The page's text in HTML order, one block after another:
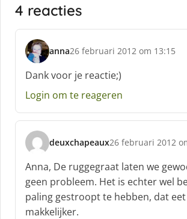
4 reacties
anna
s
c
h
r
e
f
:
26 februari 2012 om 13:15
Dank voor je reactie;)
Login om te reageren
deuxchapeaux
s
c
h
r
e
e
26 februari 2012
Anna, De ruggegraat laten we
geen probleem. Het is echter wel
paling gestroopt te hebben, dat
makkelijker.